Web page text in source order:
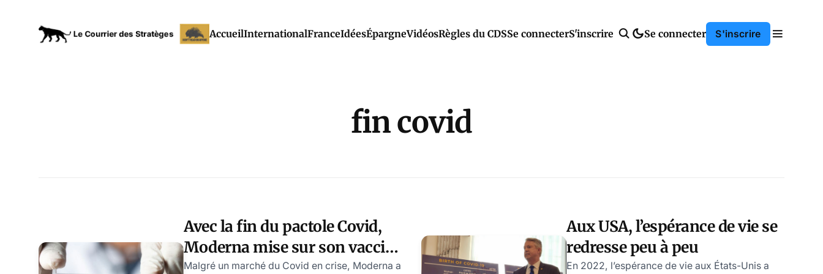
AccueilInternationalFranceIdéesÉpargneVidéosRègles du CDSSe connecterS'inscrire Se connecter S'inscrire
fin covid
Avec la fin du pactole Covid,
Moderna mise sur son vaccin
ARN anti-cancer
Malgré un marché du Covid en crise, Moderna a
Aux USA, l’espérance de vie se
redresse peu à peu
En 2022, l’espérance de vie aux États-Unis a